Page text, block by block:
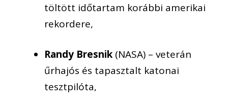
töltött időtartam korábbi amerikai
rekordere,
Randy Bresnik (NASA) – veterán
űrhajós és tapasztalt katonai
tesztpilóta,